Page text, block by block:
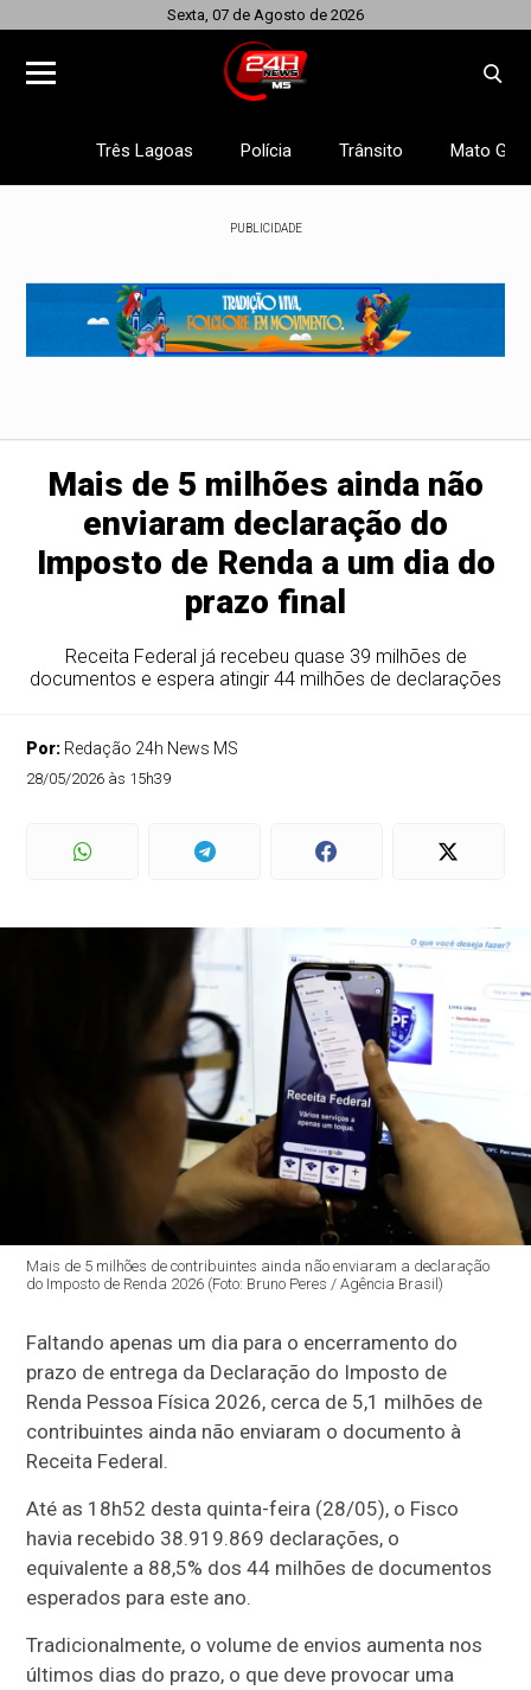
Sexta, 07 de Agosto de 2026
Três Lagoas Polícia Trânsito Mato
PUBLICIDADE
Mais de 5 milhões ainda não
enviaram declaração do
Imposto de Renda a um dia do
prazo final
Receita Federal já recebeu quase 39 milhões de
documentos e espera atingir 44 milhões de declarações
Por: Redação 24h News MS
28/05/2026 às 15h39
Mais de 5 milhões de contribuintes ainda não enviaram a declaração
do Imposto de Renda 2026 (Foto: Bruno Peres / Agência Brasil)
Faltando apenas um dia para o encerramento do
prazo de entrega da Declaração do Imposto de
Renda Pessoa Física 2026, cerca de 5,1 milhões de
contribuintes ainda não enviaram o documento à
Receita Federal.
Até as 18h52 desta quinta-feira (28/05), o Fisco
havia recebido 38.919.869 declarações, o
equivalente a 88,5% dos 44 milhões de documentos
esperados para este ano.
Tradicionalmente, o volume de envios aumenta nos
últimos dias do prazo, o que deve provocar uma